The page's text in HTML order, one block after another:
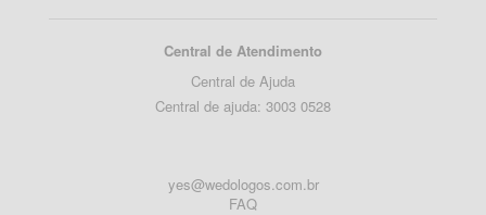
Central de Atendimento
Central de Ajuda
Central de ajuda: 3003 0528
yes@wedologos.com.br
FAQ